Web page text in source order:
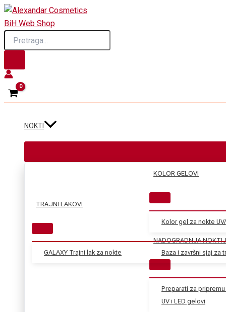
Skip
to
content
Products
search
NOKTI
TRAJNI LAKOVI
GALAXY Trajni lak za nokte Baza i završni sjaj za
KOLOR GELOVI
Kolor gel za nokte
NADOGRADNJA
Preparati za pripremu
UV i LED gelovi